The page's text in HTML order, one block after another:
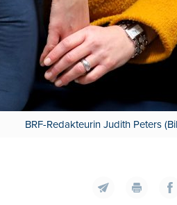
BRF-Redakteurin Judith Peters